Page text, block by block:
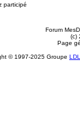
participé
Forum
(c)
Page
© 1997-2025 Groupe